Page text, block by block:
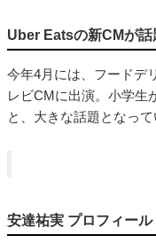
Uber Eatsの新CMが話
今年4月には、フードデ
レビCMに出演。小学生
と、大きな話題となって
安達祐実 プロフィール